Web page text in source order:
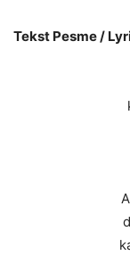
Tekst Pesme /